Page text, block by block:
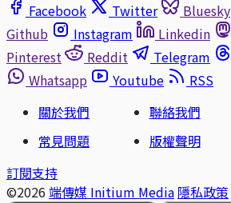
Facebook
Twitter Bluesky
Github
Instagram Linkedin
Pinterest
Reddit Telegram
Whatsapp
Youtube
RSS
關於我們
聯絡我們
常見問題
版權聲明
訂閱支持
©2026 端傳媒 Initium Media 隱私政策